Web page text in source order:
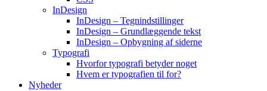
InDesign
InDesign – Tegnindstillinger
InDesign – Grundlæggende tekst
InDesign – Opbygning af siderne
Typografi
Hvorfor typografi betyder noget
Hvem er typografien til for?
Nyheder